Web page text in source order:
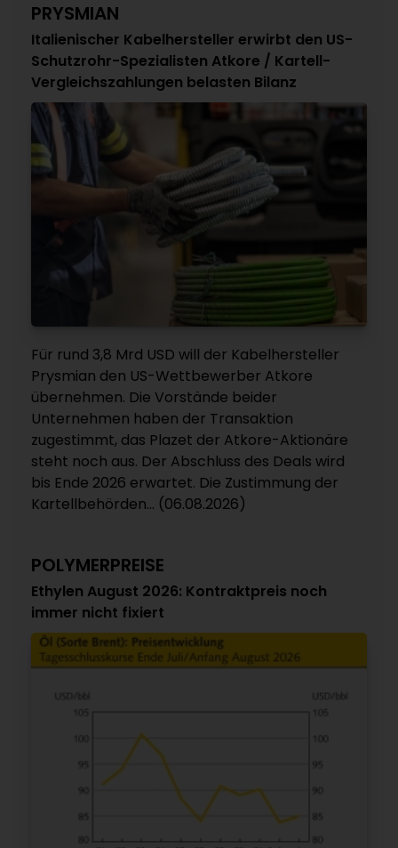
PRYSMIAN
Italienischer Kabelhersteller erwirbt den US-
Schutzrohr-Spezialisten Atkore / Kartell-
Vergleichszahlungen belasten Bilanz
Für rund 3,8 Mrd USD will der Kabelhersteller
Prysmian den US-Wettbewerber Atkore
übernehmen. Die Vorstände beider
Unternehmen haben der Transaktion
zugestimmt, das Plazet der Atkore-Aktionäre
steht noch aus. Der Abschluss des Deals wird
bis Ende 2026 erwartet. Die Zustimmung der
Kartellbehörden... (06.08.2026)
POLYMERPREISE
Ethylen August 2026: Kontraktpreis noch
immer nicht fixiert